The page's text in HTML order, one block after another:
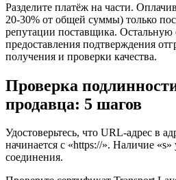
Разделите платёж на части.
20-30% от общей суммы) только
репутации поставщика. Остальную
предоставления подтверждения
получения и проверки качества.
Проверка
продавца: 5 шагов
Удостоверьтесь, что URL-адрес в
начинается с «https://». Наличие
соединения.